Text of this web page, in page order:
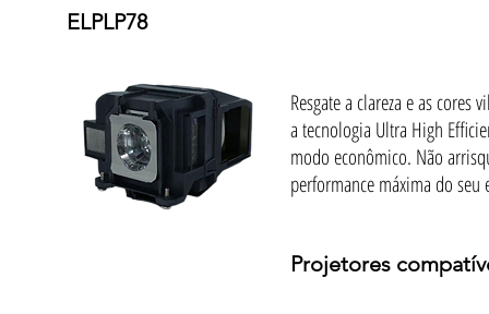
ELPLP78
Resgate a clareza e as cores
a tecnologia Ultra High
modo econômico. Não
performance máxima do
Projetores